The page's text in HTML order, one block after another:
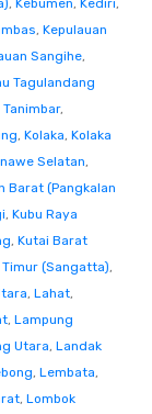
, Kebumen, Kediri,
, Kepulauan
Sangihe,
Tagulandang
Tanimbar,
, Kolaka, Kolaka
Selatan,
Barat (Pangkalan
, Kubu Raya
, Kutai Barat
Timur (Sangatta),
, Lahat,
, Lampung
Utara, Landak
, Lembata,
, Lombok